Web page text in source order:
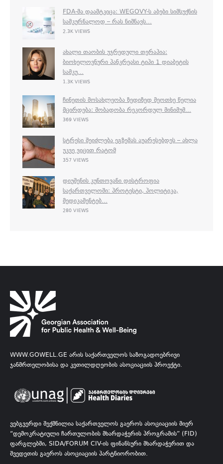
FDA-ᲛᲐ ᲓᲐᲐᲛᲢᲙᲘᲪᲐ: WEGOVY-Ს ᲐᲑᲔᲑᲘ ᲡᲘᲛᲡᲣᲥᲜᲘᲡ
ᲡᲐᲛᲙᲣᲠᲜᲐᲚᲝᲓ – ᲠᲐᲡ ᲜᲘᲨᲜᲐᲕᲡ...
2.3K VIEWS
ᲐᲮᲐᲚᲘ ᲗᲐᲝᲑᲘᲡ ᲣᲯᲠᲔᲓᲣᲚᲘ ᲗᲔᲠᲐᲞᲘᲐ:
ᲑᲘᲝᲮᲔᲚᲝᲕᲜᲣᲠᲘ ᲞᲐᲜᲙᲠᲔᲐᲡᲘ ᲢᲘᲞᲘ 1 ᲓᲘᲐᲑᲔᲢᲘᲡ
ᲡᲐᲛᲙᲣ...
1.3K VIEWS
ᲩᲘᲜᲔᲗᲘᲡ ᲛᲝᲡᲐᲮᲚᲔᲝᲑᲐ ᲖᲔᲓᲘᲖᲔᲓ ᲛᲔᲝᲗᲮᲔ ᲬᲔᲚᲘᲐ
ᲛᲪᲘᲠᲓᲔᲑᲐ: ᲨᲝᲑᲐᲓᲝᲑᲐ ᲠᲔᲙᲝᲠᲓᲣᲚ ᲛᲘᲜᲘᲛᲣᲛ...
369 VIEWS
ᲡᲢᲠᲔᲡᲘ ᲨᲔᲘᲫᲚᲔᲑᲐ ᲔᲒᲖᲔᲛᲐᲡ ᲐᲣᲐᲠᲔᲡᲔᲑᲓᲔᲡ – ᲐᲮᲚᲐ
ᲣᲙᲕᲔ ᲕᲘᲪᲘᲗ ᲠᲐᲢᲝᲛ
357 VIEWS
ᲓᲘᲣᲨᲔᲜᲘᲡ ᲙᲣᲜᲗᲝᲕᲐᲜᲘ ᲓᲘᲡᲢᲠᲝᲤᲘᲐ
ᲡᲐᲥᲐᲠᲗᲕᲔᲚᲝᲨᲘ: ᲞᲠᲝᲢᲔᲡᲢᲘ, ᲞᲝᲚᲘᲢᲘᲙᲐ,
ᲛᲔᲓᲘᲙᲐᲛᲔᲜᲢᲔᲑ...
280 VIEWS
WWW.GOWELL.GE ᲐᲠᲘᲡ ᲡᲐᲥᲐᲠᲗᲕᲔᲚᲝᲡ ᲡᲐᲖᲝᲒᲐᲓᲝᲔᲑᲠᲘᲕᲘ
ᲯᲐᲜᲛᲠᲗᲔᲚᲝᲑᲘᲡᲐ ᲓᲐ ᲙᲔᲗᲘᲚᲓᲦᲔᲝᲑᲘᲡ ᲐᲡᲝᲪᲘᲐᲪᲘᲘᲡ ᲞᲠᲝᲔᲥᲢᲘ.
ᲕᲔᲑᲒᲕᲔᲠᲓᲘ ᲨᲔᲥᲛᲜᲘᲚᲘᲐ ᲡᲐᲥᲐᲠᲗᲕᲔᲚᲝᲡ ᲒᲐᲔᲠᲝᲡ ᲐᲡᲝᲪᲘᲐᲪᲘᲘᲡ ᲛᲘᲔᲠ
“ᲓᲔᲛᲝᲙᲠᲐᲢᲘᲣᲚᲘ ᲩᲐᲠᲗᲣᲚᲝᲑᲘᲡ ᲛᲮᲐᲠᲓᲐᲭᲔᲠᲘᲡ ᲞᲠᲝᲒᲠᲐᲛᲘᲡ” (FID)
ᲤᲐᲠᲒᲚᲔᲑᲨᲘ, SIDA/FORUM CIV-ᲘᲡ ᲤᲘᲜᲐᲜᲡᲣᲠᲘ ᲛᲮᲐᲠᲓᲐᲭᲔᲠᲘᲗ ᲓᲐ
ᲨᲕᲔᲓᲔᲗᲘᲡ ᲒᲐᲔᲠᲝᲡ ᲐᲡᲝᲪᲘᲐᲪᲘᲘᲡ ᲞᲐᲠᲢᲜᲘᲝᲠᲝᲑᲘᲗ.